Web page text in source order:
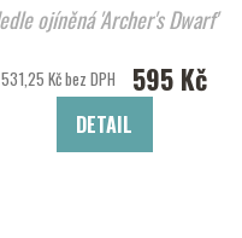
Jedle ojíněná 'Archer's Dwarf'
531,25 Kč bez DPH 595 Kč
DETAIL